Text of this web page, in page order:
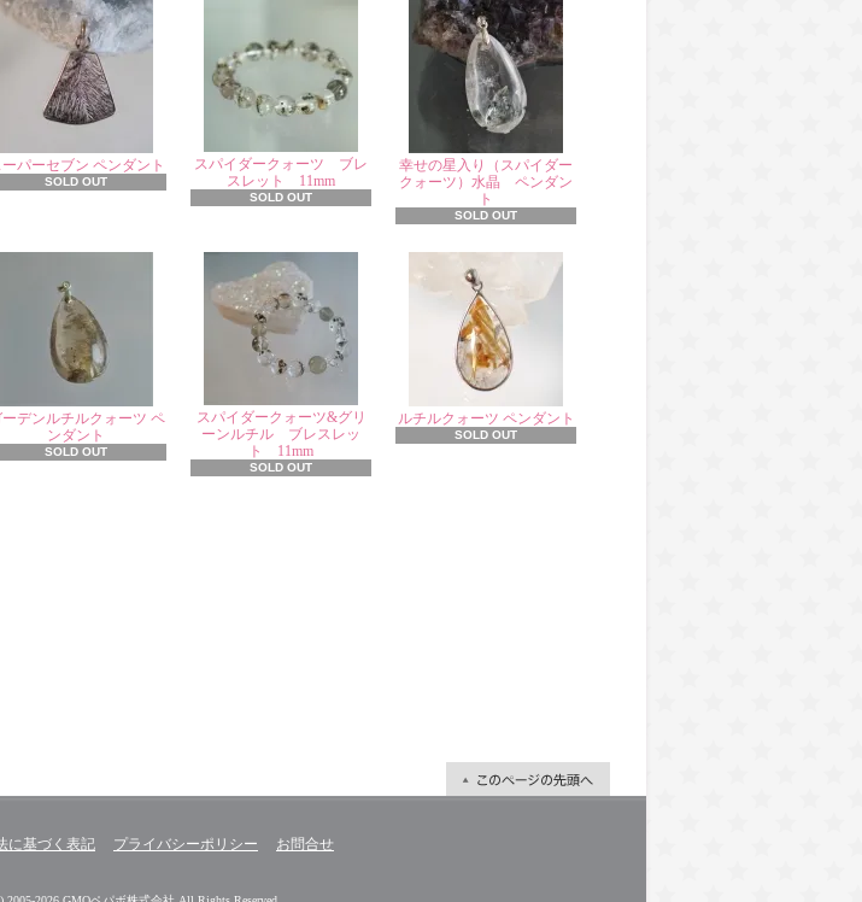
ーパーセブン ペンダント
SOLD OUT
スパイダークォーツ ブレ
スレット 11mm
SOLD OUT
幸せの星入り（スパイダー
クォーツ）水晶 ペンダン
ト
SOLD OUT
ーデンルチルクォーツ ペ
ンダント
SOLD OUT
スパイダークォーツ&グリ
ーンルチル ブレスレッ
ト 11mm
SOLD OUT
ルチルクォーツ ペンダント
SOLD OUT
に基づく表記 プライバシーポリシー お問合せ